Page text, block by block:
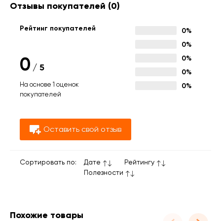
Отзывы покупателей (0)
Рейтинг покупателей
0 / 5
На основе 1 оценок
покупателей
0%
0%
0%
0%
0%
Оставить свой отзыв
Сортировать по: Дате
Рейтингу
Полезности
Похожие товары